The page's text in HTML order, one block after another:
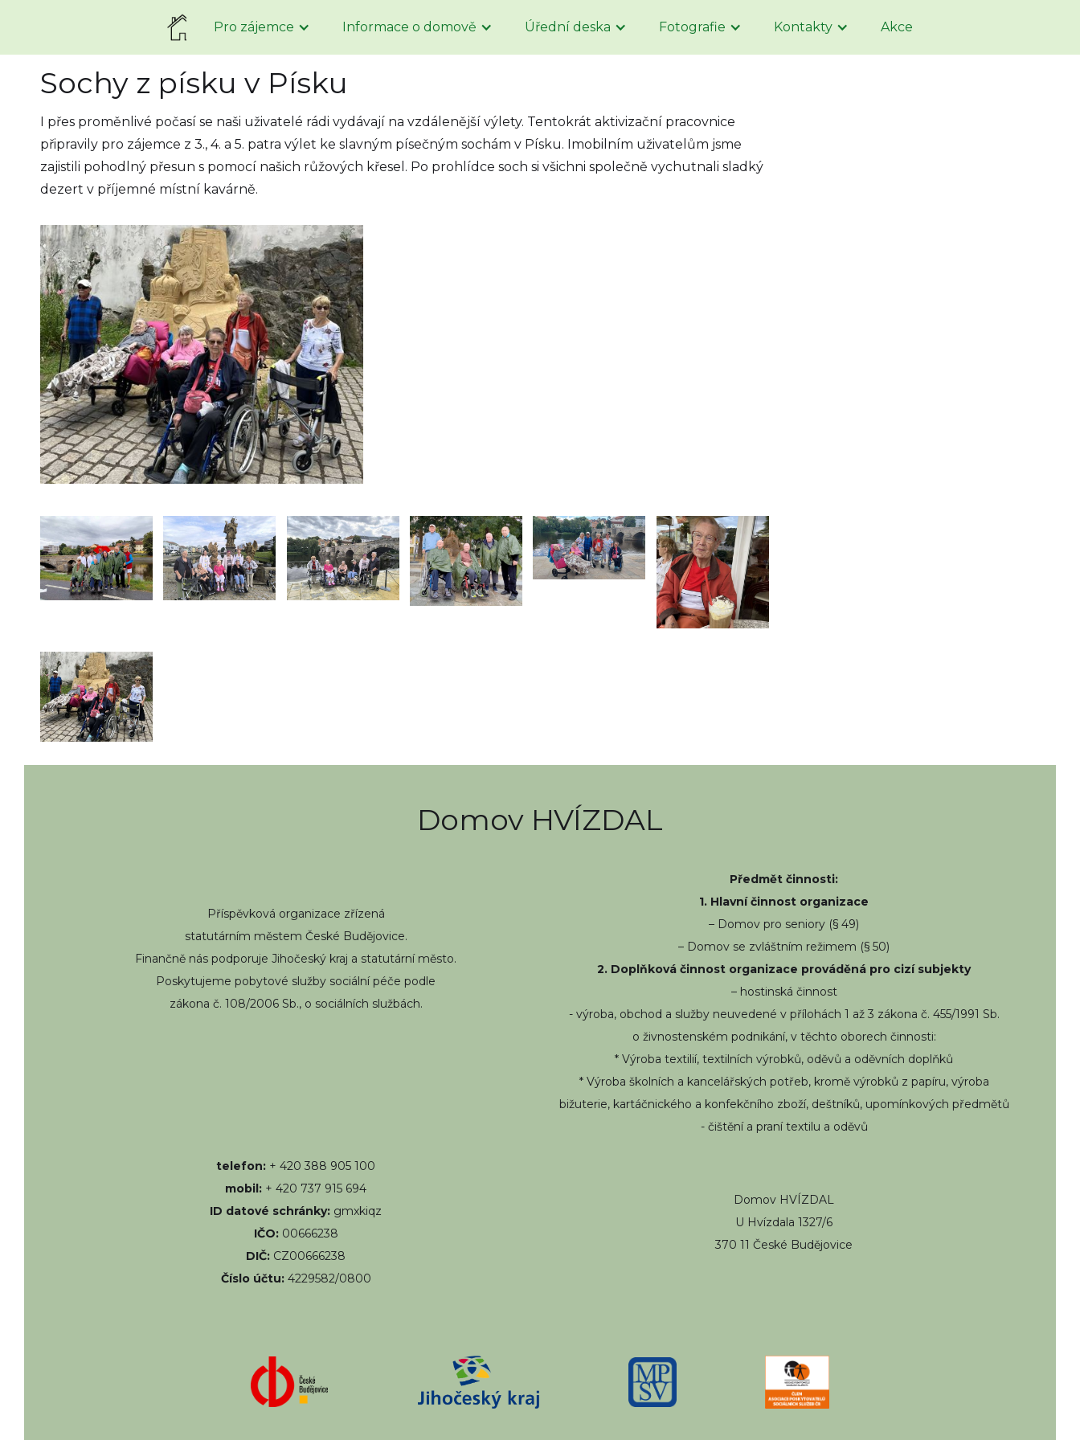
Pro zájemce Informace o domově Úřední deska Fotografie Kontakty Akce
Sochy z písku v Písku
I přes proměnlivé počasí se naši uživatelé rádi vydávají na vzdálenější výlety. Tentokrát aktivizační pracovnice
připravily pro zájemce z 3., 4. a 5. patra výlet ke slavným písečným sochám v Písku. Imobilním uživatelům jsme
zajistili pohodlný přesun s pomocí našich růžových křesel. Po prohlídce soch si všichni společně vychutnali sladký
dezert v příjemné místní kavárně.
Domov HVÍZDAL
Příspěvková organizace zřízená
statutárním městem České Budějovice.
Finančně nás podporuje Jihočeský kraj a statutární město.
Poskytujeme pobytové služby sociální péče podle
zákona č. 108/2006 Sb., o sociálních službách.
Předmět činnosti:
1. Hlavní činnost organizace
– Domov pro seniory (§ 49)
– Domov se zvláštním režimem (§ 50)
2. Doplňková činnost organizace prováděná pro cizí subjekty
– hostinská činnost
- výroba, obchod a služby neuvedené v přílohách 1 až 3 zákona č. 455/1991 Sb.
o živnostenském podnikání, v těchto oborech činnosti:
* Výroba textilií, textilních výrobků, oděvů a oděvních doplňků
* Výroba školních a kancelářských potřeb, kromě výrobků z papíru, výroba
bižuterie, kartáčnického a konfekčního zboží, deštníků, upomínkových předmětů
- čištění a praní textilu a oděvů
telefon: + 420 388 905 100
mobil: + 420 737 915 694
ID datové schránky: gmxkiqz
IČO:00666238
DIČ: CZ00666238
Číslo účtu: 4229582/0800
Domov HVÍZDAL
U Hvízdala 1327/6
370 11 České Budějovice